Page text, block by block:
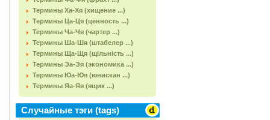
Термины Ха-Хя (хищение ...)
Термины Ца-Ця (ценность ...)
Термины Ча-Чя (чартер ...)
Термины Ша-Шя (штабелер ...)
Термины Ща-Щя (щільність ...)
Термины Эа-Эя (экономика ...)
Термины Юа-Юя (юнискан ...)
Термины Яа-Яя (ящик ...)
Случайные тэги (tags)